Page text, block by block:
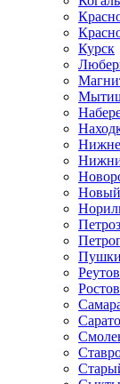
Курск
Реутов